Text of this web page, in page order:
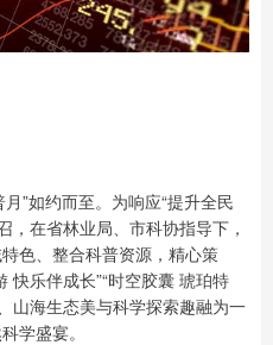
”如约而至。为响应“提升全民
，在省林业局、市科协指导下，
色、整合科普资源，精心策
快乐伴成长”“时空胶囊 琥珀特
山海生态美与科学探索趣融为一
学盛宴。